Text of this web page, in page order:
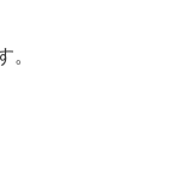
。